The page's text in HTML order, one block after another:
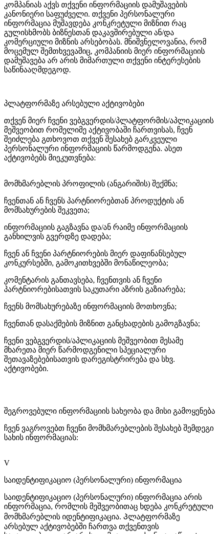
კომპანიას აქვს თქვენი ინფორმაციის დამუშავების
კანონიერი საფუძველი. თქვენი პერსონალური
ინფორმაცია მუშავდება კონკრეტული მიზნით რაც
გულისხმობს ბიზნესთან დაკავშირებული ან/და
კომერციული მიზნის არსებობას. მნიშვნელოვანია, რომ
მოცემულ შემთხვევაშიც, კომპანიის მიერ ინფორმაციის
დამუშავება არ არის მიმართული თქვენი ინტერესების
საწინააღმდეგოდ.
პლატფორმაზე არსებული აქტივობები
თქვენ მიერ ჩვენი ვებგვერდის/პლატფორმის/აპლიკაციის
მეშვეობით რომელიმე აქტივობაში ჩართვისას, ჩვენ
შეიძლება გთხოვოთ თქვენ შესახებ გარკვეული
პერსონალური ინფორმაციის წარმოდგენა. ასეთ
აქტივობებს მიეკუთვნება:
მომხმარებლის პროფილის (ანგარიშის) შექმნა;
ჩვენთან ან ჩვენს პარტნიორებთან პროდუქტის ან
მომსახურების შეკვეთა;
ინფორმაციის გაგზავნა და/ან რაიმე ინფორმაციის
განხილვის გვერდზე დადება;
ჩვენ ან ჩვენი პარტნიორების მიერ დაფინანსებულ
კონკურსებში, გამოკითხვებში მონაწილეობა;
კომენტარის განთავსება, ჩვენთვის ან ჩვენი
პარტნიორებისათვის საკუთარი აზრის გაზიარება;
ჩვენს მომსახურებაზე ინფორმაციის მოთხოვნა;
ჩვენთან დასაქმების მიზნით განცხადების გამოგზავნა;
ჩვენი ვებგვერდის/აპლიკაციის მეშვეობით მესამე
მხარეთა მიერ წარმოდგენილი სპეციალური
შეთავაზებებისათვის დარეგისტრირება და სხვ.
აქტივობები.
შეგროვებული ინფორმაციის სახეობა და მისი გამოყენება
ჩვენ ვაგროვებთ ჩვენი მომხმარებლების შესახებ შემდეგი
სახის ინფორმაციას:
V
საიდენტიფიკაციო (პერსონალური) ინფორმაცია
საიდენტიფიკაციო (პერსონალური) ინფორმაცია არის
ინფორმაცია, რომლის მეშვეობითაც ხდება კონკრეტული
მომხმარებლის იდენტიფიკაცია. Პლატფორმაზე
არსებულ აქტივობებში ჩართვა თქვენთვის